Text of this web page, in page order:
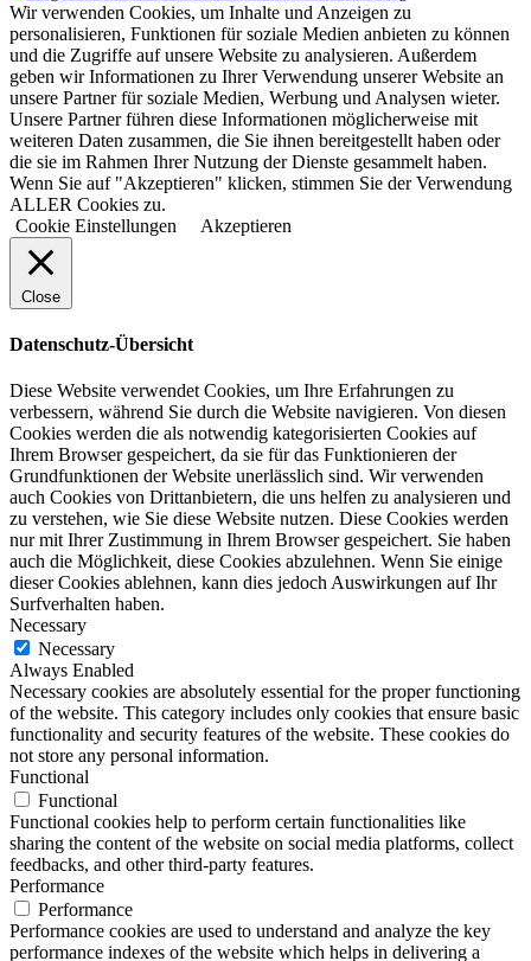
Wir verwenden Cookies, um Inhalte und Anzeigen zu
personalisieren, Funktionen für soziale Medien anbieten zu können
und die Zugriffe auf unsere Website zu analysieren. Außerdem
geben wir Informationen zu Ihrer Verwendung unserer Website an
unsere Partner für soziale Medien, Werbung und Analysen wieter.
Unsere Partner führen diese Informationen möglicherweise mit
weiteren Daten zusammen, die Sie ihnen bereitgestellt haben oder
die sie im Rahmen Ihrer Nutzung der Dienste gesammelt haben.
Wenn Sie auf "Akzeptieren" klicken, stimmen Sie der Verwendung
ALLER Cookies zu.
Cookie Einstellungen
Akzeptieren
Close
Datenschutz-Übersicht
Diese Website verwendet Cookies, um Ihre Erfahrungen zu
verbessern, während Sie durch die Website navigieren. Von diesen
Cookies werden die als notwendig kategorisierten Cookies auf
Ihrem Browser gespeichert, da sie für das Funktionieren der
Grundfunktionen der Website unerlässlich sind. Wir verwenden
auch Cookies von Drittanbietern, die uns helfen zu analysieren und
zu verstehen, wie Sie diese Website nutzen. Diese Cookies werden
nur mit Ihrer Zustimmung in Ihrem Browser gespeichert. Sie haben
auch die Möglichkeit, diese Cookies abzulehnen. Wenn Sie einige
dieser Cookies ablehnen, kann dies jedoch Auswirkungen auf Ihr
Surfverhalten haben.
Necessary
Necessary
Always Enabled
Necessary cookies are absolutely essential for the proper functioning
of the website. This category includes only cookies that ensure basic
functionality and security features of the website. These cookies do
not store any personal information.
Functional
Functional
Functional cookies help to perform certain functionalities like
sharing the content of the website on social media platforms, collect
feedbacks, and other third-party features.
Performance
Performance
Performance cookies are used to understand and analyze the key
performance indexes of the website which helps in delivering a